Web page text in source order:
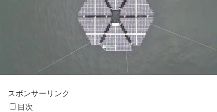
スポンサーリンク
目次